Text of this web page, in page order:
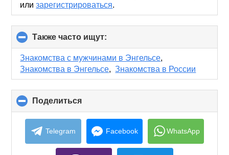
илизарегистрироваться.
Также часто ищут:
to
collapse
contents
Знакомства с мужчинами в Энгельсе,
Знакомства в Энгельсе,Знакомства в России
Поделиться
to
collapse
contents
Telegram Facebook WhatsApp